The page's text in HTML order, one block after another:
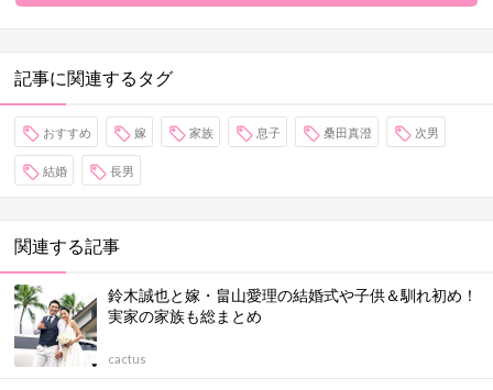
記事に関連するタグ
おすすめ 嫁 家族 息子 桑田真澄 次男
結婚 長男
関連する記事
鈴木誠也と嫁・畠山愛理の結婚式や子供＆馴れ初め！
実家の家族も総まとめ
cactus